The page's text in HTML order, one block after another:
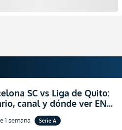
SC vs Liga de Quito:
canal y dónde ver EN
la Fecha 22 de la LigaPro
1 semana Serie A